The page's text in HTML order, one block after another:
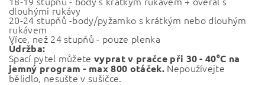
dlouhými rukávy
20-24 stupňů -body/pyžamko s krátkým nebo dlouhým
rukávem
Více, než 24 stupňů - pouze plenka
Údržba:
Spací pytel můžetevyprat v pračce při 30 - 40°C na
jemný program - max 800 otáček. Nepoužívejte
bělidlo, nesušte v sušičce.